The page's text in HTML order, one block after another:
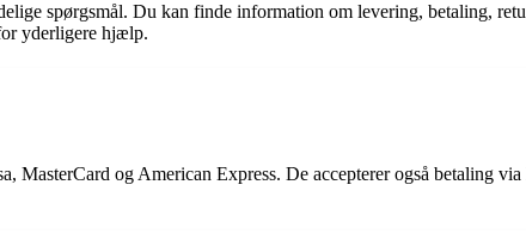
spørgsmål. Du kan finde information om levering, betaling,
yderligere hjælp.
og American Express. De accepterer også betaling